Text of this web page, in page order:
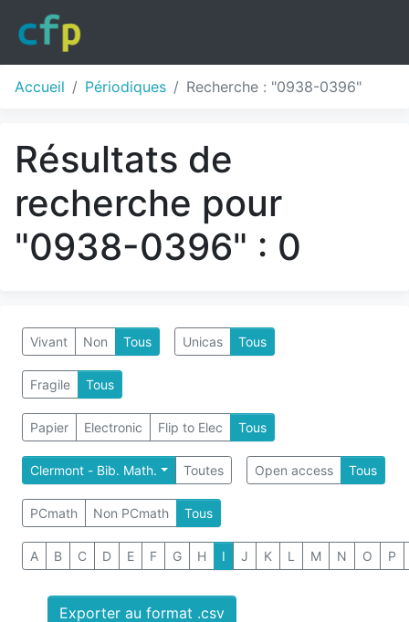
Accueil Périodiques Recherche : "0938-0396"
Résultats de
recherche pour
"0938-0396" : 0
Vivant Non Tous Unicas Tous
Fragile Tous
Papier Electronic Flip to Elec Tous
Clermont - Bib. Math. Toutes Open access Tous
PCmath Non PCmath Tous
A B C D E F G H I J K L M N O P
Exporter au format .csv